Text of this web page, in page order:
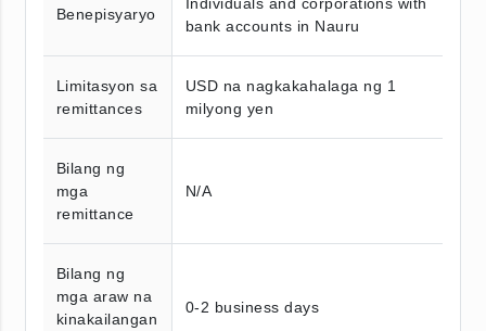
Benepisyaryo
bank accounts in Nauru
Limitasyon sa
remittances
USD na nagkakahalaga ng 1
milyong yen
Bilang ng
mga
remittance
N/A
Bilang ng
mga araw na
kinakailangan
0-2 business days